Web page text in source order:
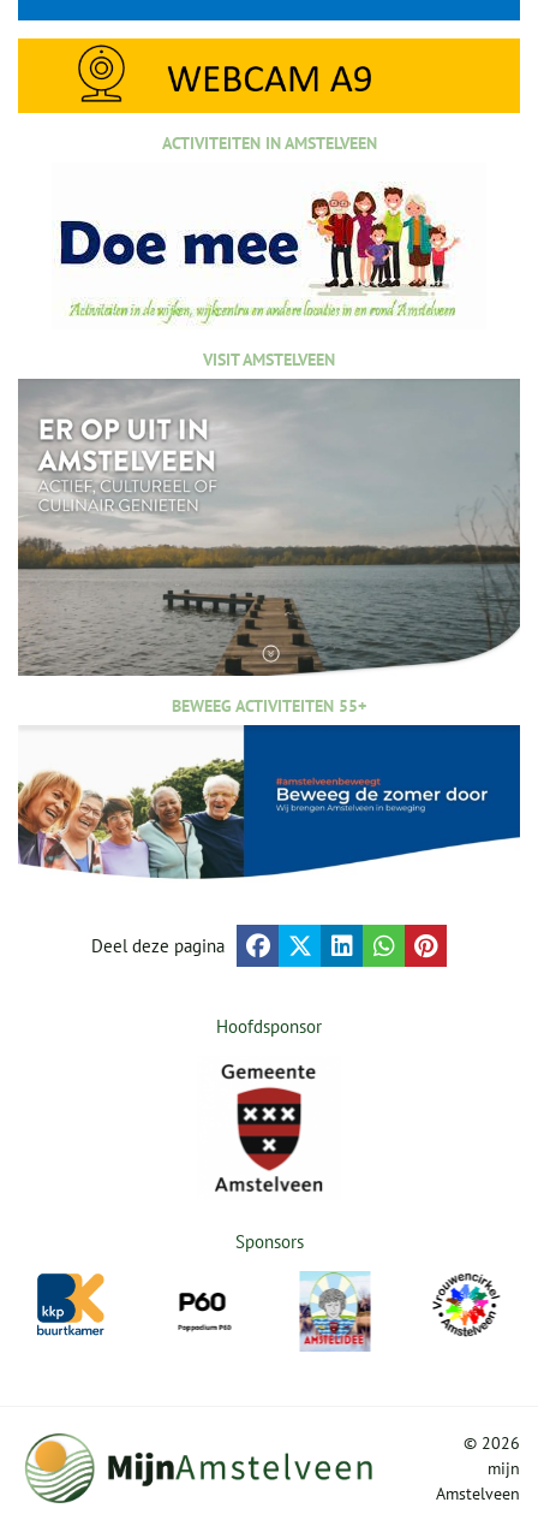
ACTIVITEITEN IN AMSTELVEEN
VISIT AMSTELVEEN
BEWEEG ACTIVITEITEN 55+
Deel deze pagina
Hoofdsponsor
Sponsors
© 2026
mijn
Amstelveen